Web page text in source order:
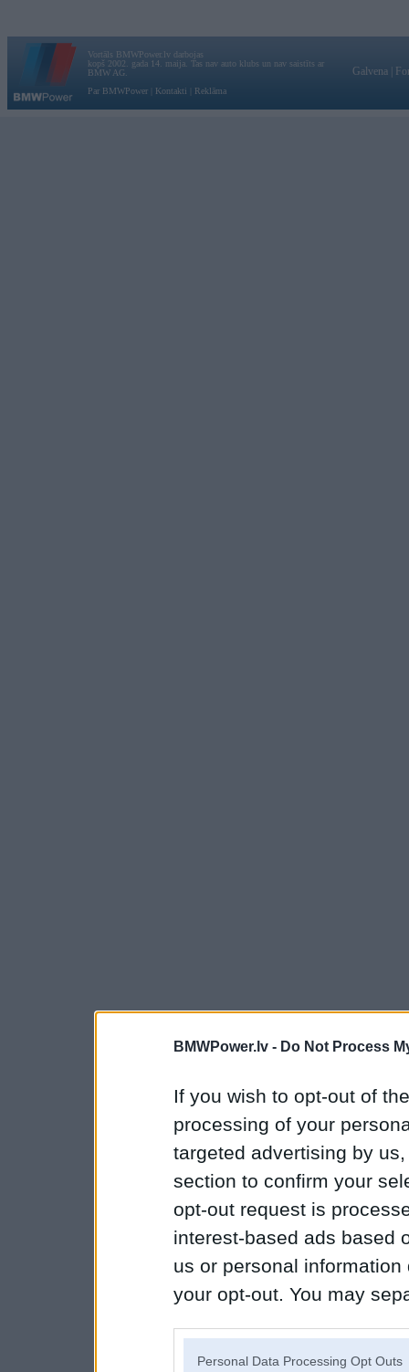
BMWPower.lv - Do Not Process
If you wish to opt-out of
processing of your
targeted advertising by
section to confirm your
opt-out request is
interest-based ads based
us or personal
your opt-out. You may
Personal Data Processing Opt Outs
Vortāls BMWPower.lv darbojas
kopš 2002. gada 14. maija. Tas nav auto klubs un nav saistīts ar
BMW AG.
Par BMWPower
Kontakti Reklāma
Galvena